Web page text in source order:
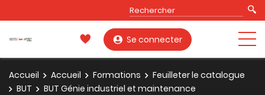
Se connecter
Accueil Accueil Formations
Feuilleter le catalogue
BUT
BUT Génie industriel et maintenance